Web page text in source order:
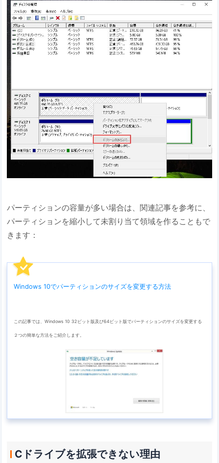
パーティションの容量が多い場合は、関連記事を参考に、
パーティションを縮小して未割り当て領域を作ることもで
きます：
Windows 10でパーティションのサイズを変更する方法
この記事では、Windows 10 32ビット版及び64ビット版でパーティションのサイズを変更する
２つの簡単な方法をご紹介します。
Cドライブを拡張できない理由